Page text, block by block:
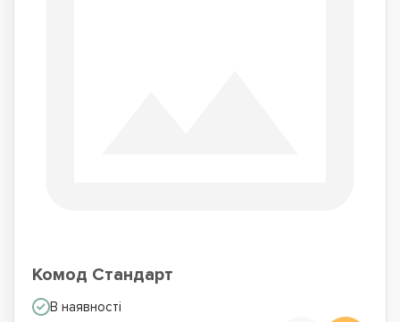
Комод Стандарт
В наявності